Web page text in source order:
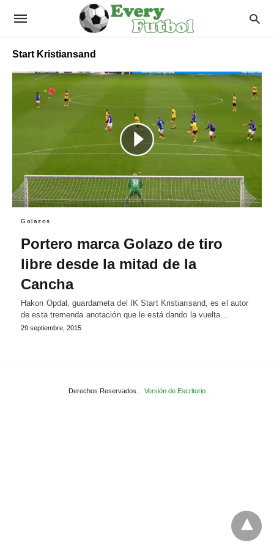
Start Kristiansand
Golazos
Portero marca Golazo de tiro
libre desde la mitad de la
Cancha
Hakon Opdal, guardameta del IK Start Kristiansand, es el autor
de esta tremenda anotación que le está dando la vuelta…
29 septiembre, 2015
Derechos Reservados. Versión de Escritorio